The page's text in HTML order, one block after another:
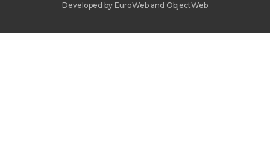
Developed by EuroWeb and ObjectWeb